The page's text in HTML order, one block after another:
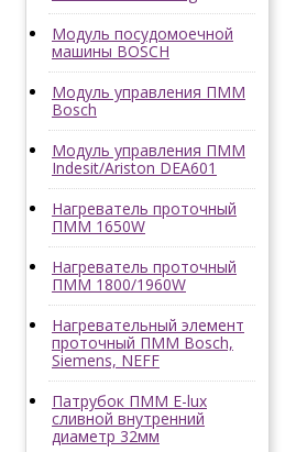
Модуль посудомоечной
машины BOSCH
Модуль управления ПММ
Bosch
Модуль управления ПММ
Indesit/Ariston DEA601
Нагреватель проточный
ПММ 1650W
Нагреватель проточный
ПММ 1800/1960W
Нагревательный элемент
проточный ПММ Bosch,
Siemens, NEFF
Патрубок ПММ E-lux
сливной внутренний
диаметр 32мм